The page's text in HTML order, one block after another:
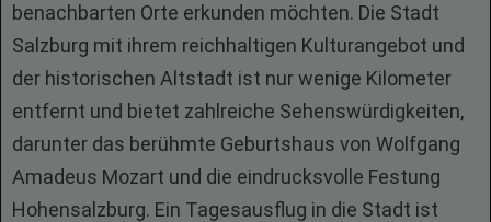
benachbarten Orte erkunden möchten. Die Stadt
Salzburg mit ihrem reichhaltigen Kulturangebot und
der historischen Altstadt ist nur wenige Kilometer
entfernt und bietet zahlreiche Sehenswürdigkeiten,
darunter das berühmte Geburtshaus von Wolfgang
Amadeus Mozart und die eindrucksvolle Festung
Hohensalzburg. Ein Tagesausflug in die Stadt ist